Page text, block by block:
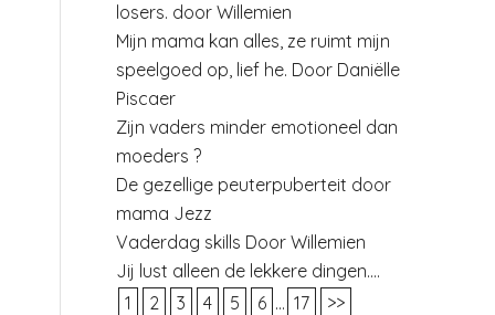
losers. door Willemien
Mijn mama kan alles, ze ruimt mijn
speelgoed op, lief he. Door Daniëlle
Piscaer
Zijn vaders minder emotioneel dan
moeders ?
De gezellige peuterpuberteit door
mama Jezz
Vaderdag skills Door Willemien
Jij lust alleen de lekkere dingen….
1
2 3 4 5 6 ... 17 >>